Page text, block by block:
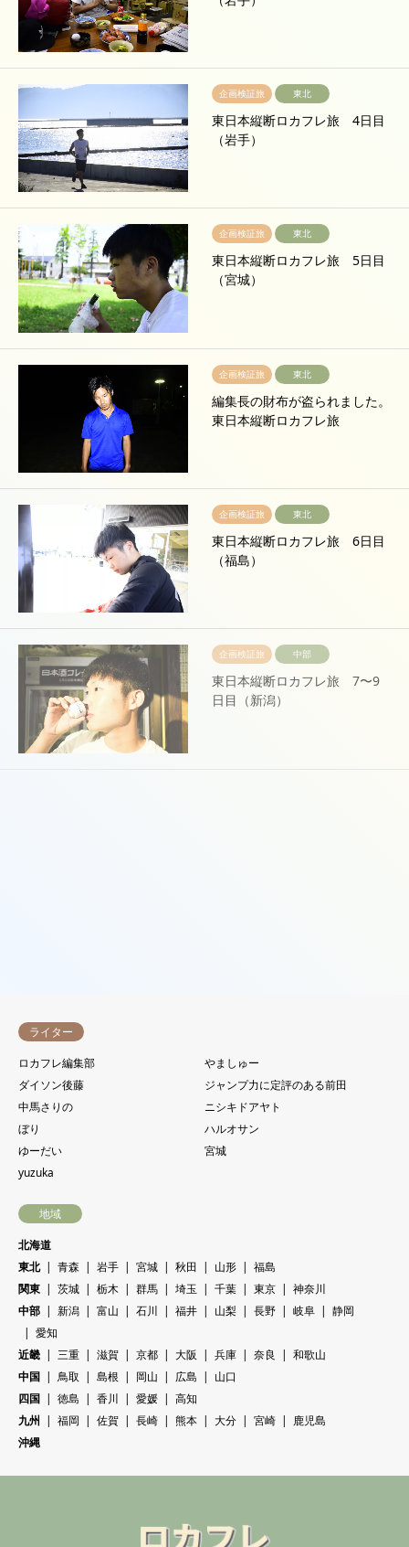
企画検証旅 東北
東日本縦断ロカフレ旅 4日目
（岩手）
企画検証旅 東北
東日本縦断ロカフレ旅 5日目
（宮城）
企画検証旅 東北
編集長の財布が盗られました。
東日本縦断ロカフレ旅
企画検証旅 東北
東日本縦断ロカフレ旅 6日目
（福島）
企画検証旅 中部
東日本縦断ロカフレ旅 7〜9
日目（新潟）
ライター
ロカフレ編集部
やましゅー
ダイソン後藤
ジャンプ力に定評のある前田
中馬さりの
ニシキドアヤト
ぼり
ハルオサン
ゆーだい
宮城
yuzuka
地域
北海道
東北
青森 岩手 宮城 秋田 山形
福島
関東
茨城 栃木 群馬 埼玉 千葉 東京
神奈川
中部
新潟 富山 石川 福井 山梨 長野 岐阜
静岡
愛知
近畿
三重 滋賀 京都 大阪 兵庫 奈良
和歌山
中国
鳥取 島根 岡山 広島
山口
四国
徳島 香川 愛媛
高知
九州
福岡 佐賀 長崎 熊本 大分 宮崎
鹿児島
沖縄